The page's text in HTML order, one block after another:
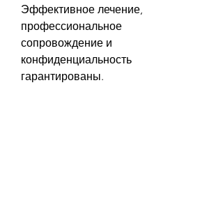
Эффективное лечение,
профессиональное
сопровождение и
конфиденциальность
гарантированы.